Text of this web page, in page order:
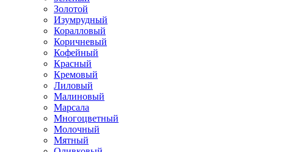
Золотой
Изумрудный
Коралловый
Коричневый
Кофейный
Красный
Кремовый
Лиловый
Малиновый
Марсала
Многоцветный
Молочный
Мятный